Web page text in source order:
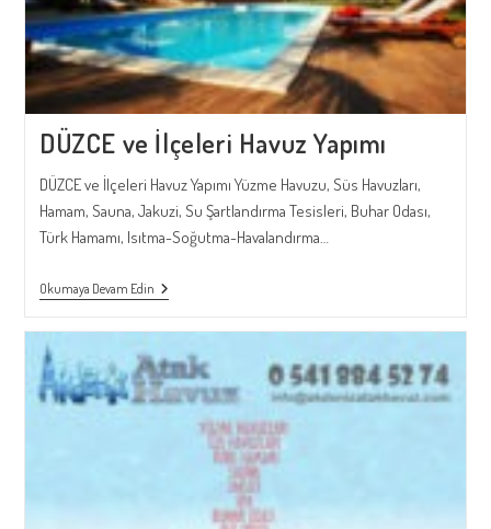
DÜZCE ve İlçeleri Havuz Yapımı
DÜZCE ve İlçeleri Havuz Yapımı Yüzme Havuzu, Süs Havuzları,
Hamam, Sauna, Jakuzi, Su Şartlandırma Tesisleri, Buhar Odası,
Türk Hamamı, Isıtma-Soğutma-Havalandırma…
Okumaya Devam EdinDÜZCE
Ve
Yapımı